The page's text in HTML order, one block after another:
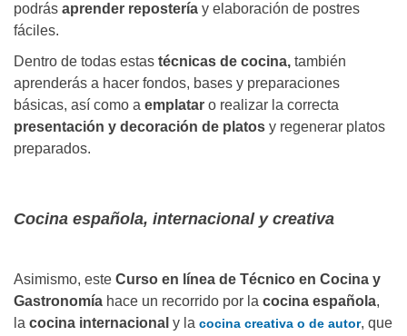
podrás aprender repostería y elaboración de postres
fáciles.
Dentro de todas estas técnicas de cocina, también
aprenderás a hacer fondos, bases y preparaciones
básicas, así como a emplatar o realizar la correcta
presentación y decoración de platos y regenerar platos
preparados.
Cocina española, internacional y creativa
Asimismo, este Curso en línea de Técnico en Cocina y
Gastronomía hace un recorrido por la cocina española,
la cocina internacional y la cocina creativa o de autor, que